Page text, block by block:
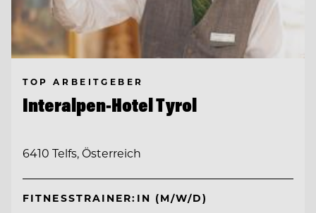
TOP ARBEITGEBER
Interalpen-Hotel Tyrol
6410 Telfs, Österreich
FITNESSTRAINER:IN (M/W/D)